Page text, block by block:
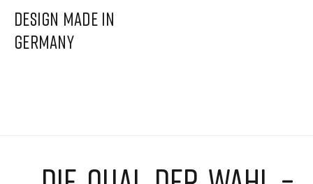
DESIGN MADE IN
GERMANY